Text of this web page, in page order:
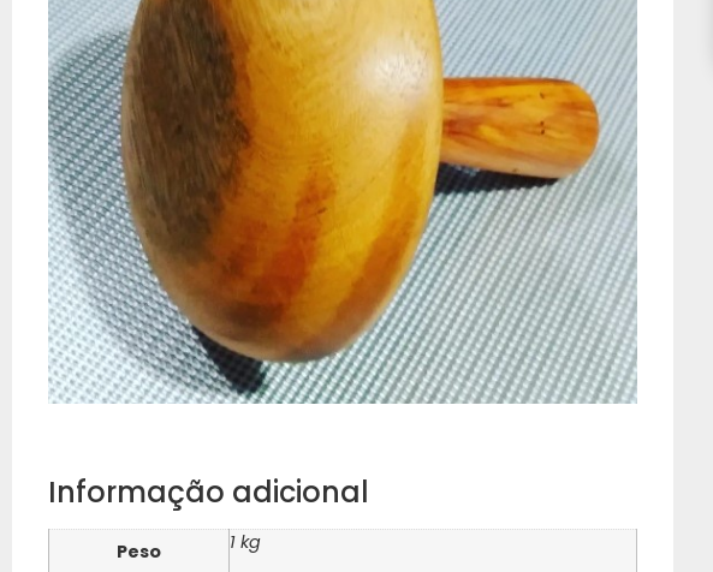
Informação adicional
Peso 1 kg